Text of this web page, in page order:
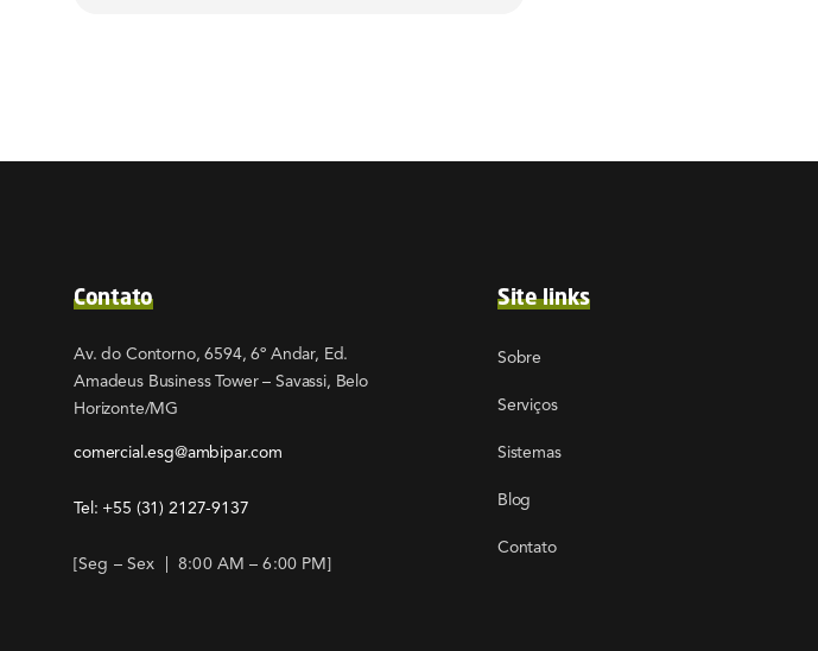
Contato
Av. do Contorno, 6594, 6º Andar, Ed.
Amadeus Business Tower – Savassi, Belo
Horizonte/MG
comercial.esg@ambipar.com
Tel: +55 (31) 2127-9137
[Seg – Sex | 8:00 AM – 6:00 PM]
Site links
Sobre
Serviços
Sistemas
Blog
Contato